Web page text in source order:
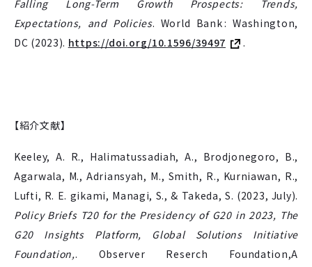
Falling Long-Term Growth Prospects: Trends,
Expectations, and Policies. World Bank : Washington,
DC (2023). https://doi.org/10.1596/39497 .
【紹介文献】
Keeley, A. R., Halimatussadiah, A., Brodjonegoro, B.,
Agarwala, M., Adriansyah, M., Smith, R., Kurniawan, R.,
Lufti, R. E. gikami, Managi, S., & Takeda, S. (2023, July).
Policy Briefs T20 for the Presidency of G20 in 2023, The
G20 Insights Platform, Global Solutions Initiative
Foundation,. Observer Reserch Foundation,A